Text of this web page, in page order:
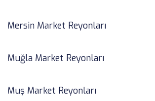
Mersin Market Reyonları
Muğla Market Reyonları
Muş Market Reyonları